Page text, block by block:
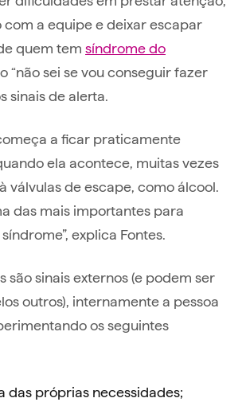
a equipe e deixar escapar
quem tem síndrome do
“não sei se vou conseguir fazer
sinais de alerta.
a ficar praticamente
ela acontece, muitas vezes
válvulas de escape, como álcool.
das mais importantes para
explica Fontes.
são sinais externos (e podem ser
outros), internamente a pessoa
os seguintes
das próprias necessidades;